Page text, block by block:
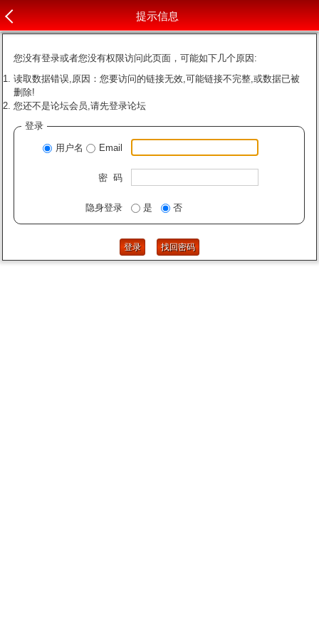
提示信息
您没有登录或者您没有权限访问此页面，可能如下几个原因:
读取数据错误,原因：您要访问的链接无效,可能链接不完整,或数据已被
删除!
您还不是论坛会员,请先登录论坛
登录
用户名 Email
密 码
隐身登录 是 否